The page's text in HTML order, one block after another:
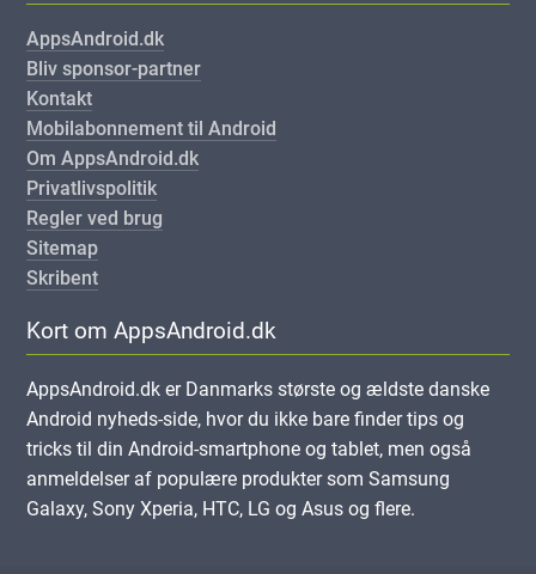
AppsAndroid.dk
Bliv sponsor-partner
Kontakt
Mobilabonnement til Android
Om AppsAndroid.dk
Privatlivspolitik
Regler ved brug
Sitemap
Skribent
Kort om AppsAndroid.dk
AppsAndroid.dk er Danmarks største og ældste danske
Android nyheds-side, hvor du ikke bare finder tips og
tricks til din Android-smartphone og tablet, men også
anmeldelser af populære produkter som Samsung
Galaxy, Sony Xperia, HTC, LG og Asus og flere.